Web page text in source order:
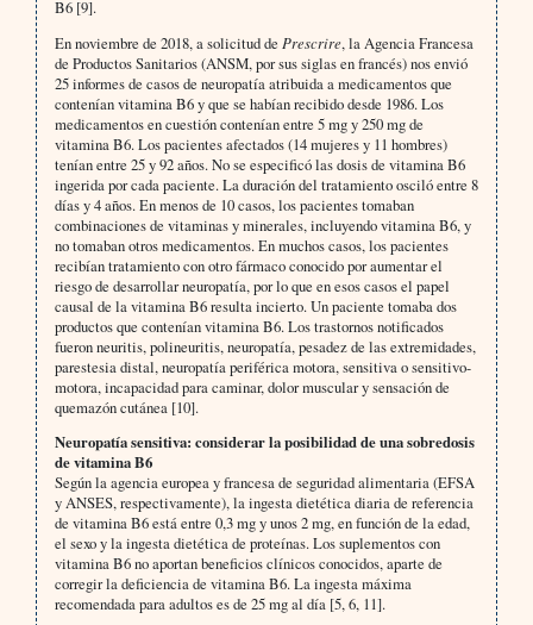
B6 [9].
En noviembre de 2018, a solicitud de Prescrire, la Agencia Francesa
de Productos Sanitarios (ANSM, por sus siglas en francés) nos envió
25 informes de casos de neuropatía atribuida a medicamentos que
contenían vitamina B6 y que se habían recibido desde 1986. Los
medicamentos en cuestión contenían entre 5 mg y 250 mg de
vitamina B6. Los pacientes afectados (14 mujeres y 11 hombres)
tenían entre 25 y 92 años. No se especificó las dosis de vitamina B6
ingerida por cada paciente. La duración del tratamiento osciló entre 8
días y 4 años. En menos de 10 casos, los pacientes tomaban
combinaciones de vitaminas y minerales, incluyendo vitamina B6, y
no tomaban otros medicamentos. En muchos casos, los pacientes
recibían tratamiento con otro fármaco conocido por aumentar el
riesgo de desarrollar neuropatía, por lo que en esos casos el papel
causal de la vitamina B6 resulta incierto. Un paciente tomaba dos
productos que contenían vitamina B6. Los trastornos notificados
fueron neuritis, polineuritis, neuropatía, pesadez de las extremidades,
parestesia distal, neuropatía periférica motora, sensitiva o sensitivo-
motora, incapacidad para caminar, dolor muscular y sensación de
quemazón cutánea [10].
Neuropatía sensitiva: considerar la posibilidad de una sobredosis
de vitamina B6
Según la agencia europea y francesa de seguridad alimentaria (EFSA
y ANSES, respectivamente), la ingesta dietética diaria de referencia
de vitamina B6 está entre 0,3 mg y unos 2 mg, en función de la edad,
el sexo y la ingesta dietética de proteínas. Los suplementos con
vitamina B6 no aportan beneficios clínicos conocidos, aparte de
corregir la deficiencia de vitamina B6. La ingesta máxima
recomendada para adultos es de 25 mg al día [5, 6, 11].